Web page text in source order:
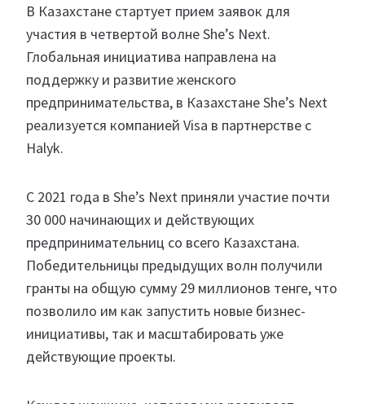
В Казахстане стартует прием заявок для
участия в четвертой волне She’s Next.
Глобальная инициатива направлена на
поддержку и развитие женского
предпринимательства, в Казахстане She’s Next
реализуется компанией Visa в партнерстве с
Halyk.
С 2021 года в She’s Next приняли участие почти
30 000 начинающих и действующих
предпринимательниц со всего Казахстана.
Победительницы предыдущих волн получили
гранты на общую сумму 29 миллионов тенге, что
позволило им как запустить новые бизнес-
инициативы, так и масштабировать уже
действующие проекты.